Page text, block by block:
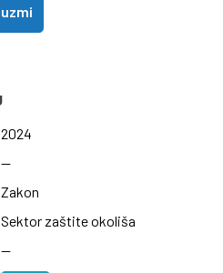
2024
—
Zakon
Sektor zaštite okoliša
—